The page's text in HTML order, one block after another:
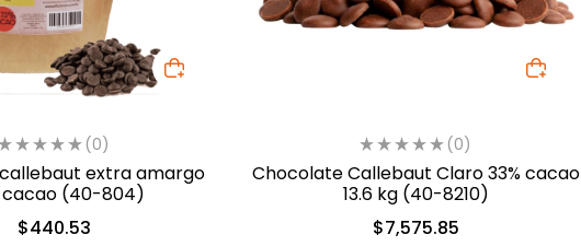
(0)
extra amargo
cacao (40-804)
$440.53
(0)
Chocolate Callebaut Claro 33% cacao
13.6 kg (40-8210)
$7,575.85